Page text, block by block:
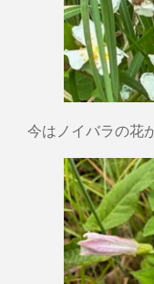
今はノイバラの花